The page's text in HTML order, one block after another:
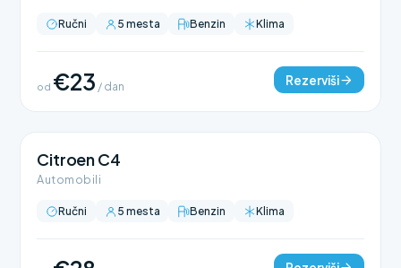
Ručni 5 mesta Benzin Klima
od €23 / dan Rezerviši
Citroen C4
Automobili
Ručni 5 mesta Benzin Klima